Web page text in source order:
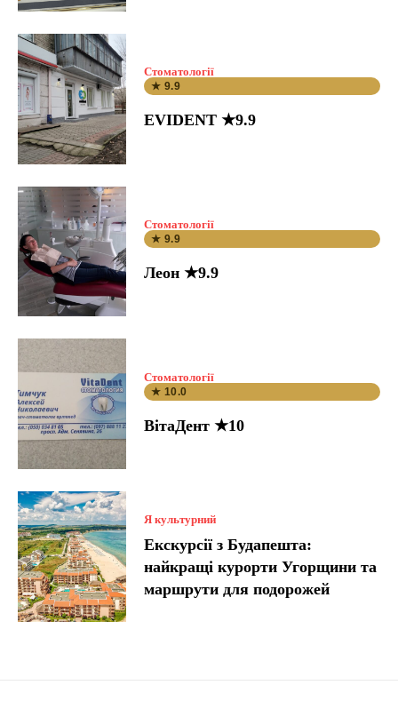
Стоматології
★ 9.9
EVIDENT ★9.9
Стоматології
★ 9.9
Леон ★9.9
Стоматології
★ 10.0
ВітаДент ★10
Я культурний
Екскурсії з Будапешта:
найкращі курорти Угорщини та
маршрути для подорожей